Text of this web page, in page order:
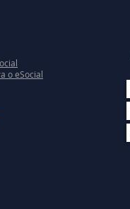
o eSocial